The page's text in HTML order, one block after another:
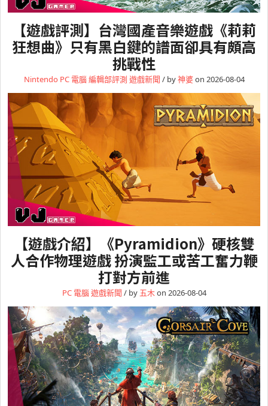
【遊戲評測】台灣國產音樂遊戲《莉莉
狂想曲》只有黑白鍵的譜面卻具有頗高
挑戰性
Nintendo PC 電腦編輯部評測 遊戲新聞 / by神婆on 2026-08-04
【遊戲介紹】《Pyramidion》硬核雙
人合作物理遊戲 扮演監工或苦工奮力鞭
打對方前進
PC 電腦遊戲新聞 / by 五木on 2026-08-04